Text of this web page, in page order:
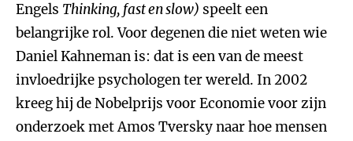
Engels Thinking, fast en slow) speelt een
belangrijke rol. Voor degenen die niet weten wie
Daniel Kahneman is: dat is een van de meest
invloedrijke psychologen ter wereld. In 2002
kreeg hij de Nobelprijs voor Economie voor zijn
onderzoek met Amos Tversky naar hoe mensen